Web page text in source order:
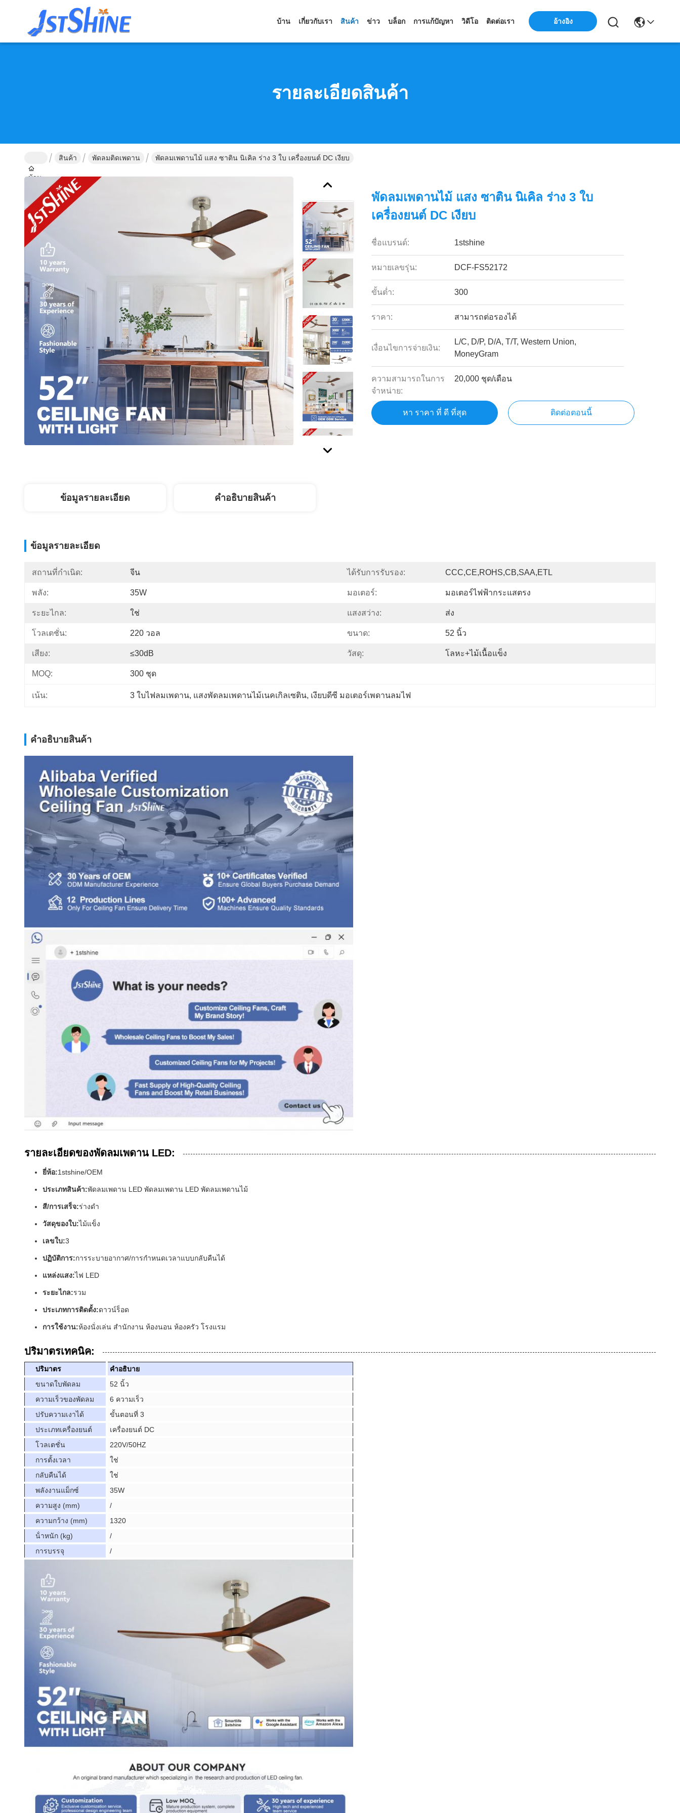
บ้าน เกี่ยวกับเรา สินค้า ข่าว บล็อก การแก้ปัญหา วิดีโอ ติดต่อเรา อ้างอิง
รายละเอียดสินค้า
บ้าน
สินค้า พัดลมติดเพดาน พัดลมเพดานไม้ แสง ซาติน นิเคิล ร่าง 3 ใบ เครื่องยนต์ DC เงียบ
พัดลมเพดานไม้ แสง ซาติน นิเคิล ร่าง 3 ใบ
เครื่องยนต์ DC เงียบ
ชื่อแบรนด์: 1stshine
หมายเลขรุ่น: DCF-FS52172
ขั้นต่ำ: 300
ราคา: สามารถต่อรองได้
เงื่อนไขการจ่ายเงิน:
L/C, D/P, D/A, T/T, Western Union,
MoneyGram
ความสามารถในการ
จําหน่าย:
20,000 ชุด/เดือน
หา ราคา ที่ ดี ที่สุด ติดต่อตอนนี้
ข้อมูลรายละเอียด คําอธิบายสินค้า
ข้อมูลรายละเอียด
สถานที่กำเนิด: จีน ได้รับการรับรอง: CCC,CE,ROHS,CB,SAA,ETL
พลัง: 35W มอเตอร์: มอเตอร์ไฟฟ้ากระแสตรง
ระยะไกล: ใช่ แสงสว่าง: ส่ง
โวลเตชั่น: 220 วอล ขนาด: 52 นิ้ว
เสียง: ≤30dB วัสดุ: โลหะ+ไม้เนื้อแข็ง
MOQ: 300 ชุด
เน้น: 3 ใบไฟลมเพดาน, แสงพัดลมเพดานไม้เนคเกิลเซติน, เงียบดีซี มอเตอร์เพดานลมไฟ
คําอธิบายสินค้า
รายละเอียดของพัดลมเพดาน LED:
ยี่ห้อ:1stshine/OEM
ประเภทสินค้า:พัดลมเพดาน LED พัดลมเพดาน LED พัดลมเพดานไม้
สี/การเสร็จ:ร่างดํา
วัสดุของใบ:ไม้แข็ง
เลขใบ:3
ปฏิบัติการ:การระบายอากาศ/การกําหนดเวลาแบบกลับคืนได้
แหล่งแสง:ไฟ LED
ระยะไกล:รวม
ประเภทการติดตั้ง:ดาวน์ร็อด
การใช้งาน:ห้องนั่งเล่น สํานักงาน ห้องนอน ห้องครัว โรงแรม
ปริมาตรเทคนิค:
ปริมาตร
คําอธิบาย
ขนาดใบพัดลม
52 นิ้ว
ความเร็วของพัดลม
6 ความเร็ว
ปรับความเงาได้
ขั้นตอนที่ 3
ประเภทเครื่องยนต์
เครื่องยนต์ DC
โวลเตชั่น
220V/50HZ
การตั้งเวลา
ใช่
กลับคืนได้
ใช่
พลังงานแม็กซ์
35W
ความสูง (mm)
/
ความกว้าง (mm)
1320
น้ําหนัก (kg)
/
การบรรจุ
/